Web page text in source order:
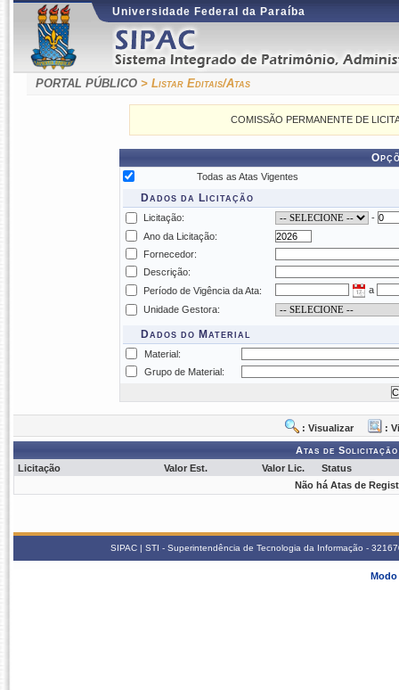
Universidade Federal da Paraíba
PORTAL PÚBLICO > Listar Editais/Atas
COMISSÃO PERMANENTE DE
Todas as Atas Vigentes
Dados da Licitação
Licitação:
-
Ano da Licitação:
Fornecedor:
Descrição:
Período de Vigência da Ata:
a
Unidade Gestora:
Dados do Material
Material:
Grupo de Material:
: Visualizar :
Atas de
Licitação
Valor Est. Valor Lic.
Status
Não há Atas de
SIPAC | STI - Superintendência de Tecnologia da Informação -
Modo